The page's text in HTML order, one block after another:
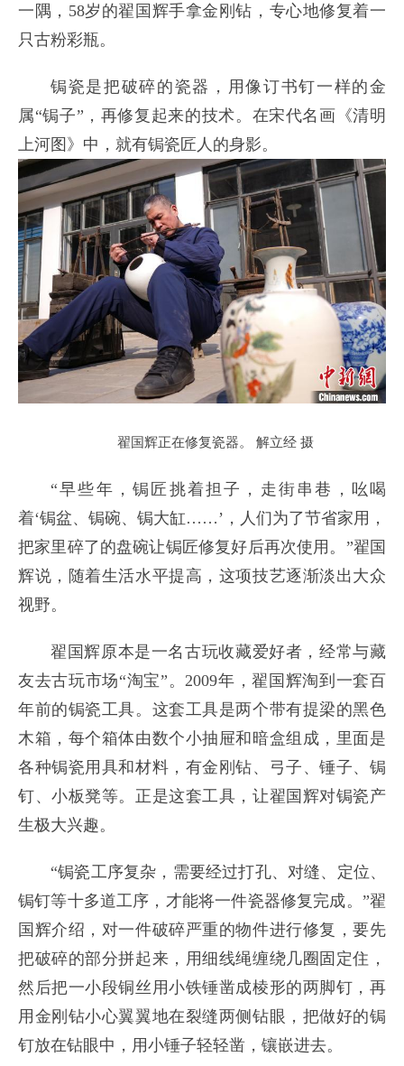
一隅，58岁的翟国辉手拿金刚钻，专心地修复着一
只古粉彩瓶。
锔瓷是把破碎的瓷器，用像订书钉一样的金
属“锔子”，再修复起来的技术。在宋代名画《清明
上河图》中，就有锔瓷匠人的身影。
翟国辉正在修复瓷器。 解立经 摄
“早些年，锔匠挑着担子，走街串巷，吆喝
着‘锔盆、锔碗、锔大缸……’，人们为了节省家用，
把家里碎了的盘碗让锔匠修复好后再次使用。”翟国
辉说，随着生活水平提高，这项技艺逐渐淡出大众
视野。
翟国辉原本是一名古玩收藏爱好者，经常与藏
友去古玩市场“淘宝”。2009年，翟国辉淘到一套百
年前的锔瓷工具。这套工具是两个带有提梁的黑色
木箱，每个箱体由数个小抽屉和暗盒组成，里面是
各种锔瓷用具和材料，有金刚钻、弓子、锤子、锔
钉、小板凳等。正是这套工具，让翟国辉对锔瓷产
生极大兴趣。
“锔瓷工序复杂，需要经过打孔、对缝、定位、
锔钉等十多道工序，才能将一件瓷器修复完成。”翟
国辉介绍，对一件破碎严重的物件进行修复，要先
把破碎的部分拼起来，用细线绳缠绕几圈固定住，
然后把一小段铜丝用小铁锤凿成棱形的两脚钉，再
用金刚钻小心翼翼地在裂缝两侧钻眼，把做好的锔
钉放在钻眼中，用小锤子轻轻凿，镶嵌进去。